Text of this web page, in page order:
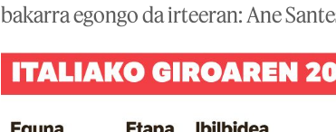
bakarra egongo da irteeran: Ane